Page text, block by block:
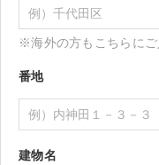
※海外の方もこちらにご
番地
建物名